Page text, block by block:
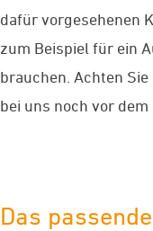
dafür vorgesehenen
zum Beispiel für ein
brauchen. Achten
bei uns noch vor
Das